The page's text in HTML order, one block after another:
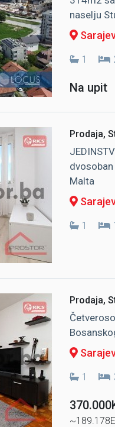
naselju
1
Na upit
Prodaja,
Malta
1
Prodaja,
1